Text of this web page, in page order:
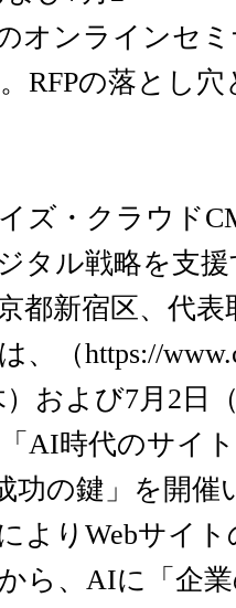
オンラインセ
RFPの落とし
ズ・クラウド
タル戦略を支
都新宿区、代
、（https://
）および7月2日
AI時代のサイ
功の鍵」を開催
よりWebサイ
ら、AIに「企